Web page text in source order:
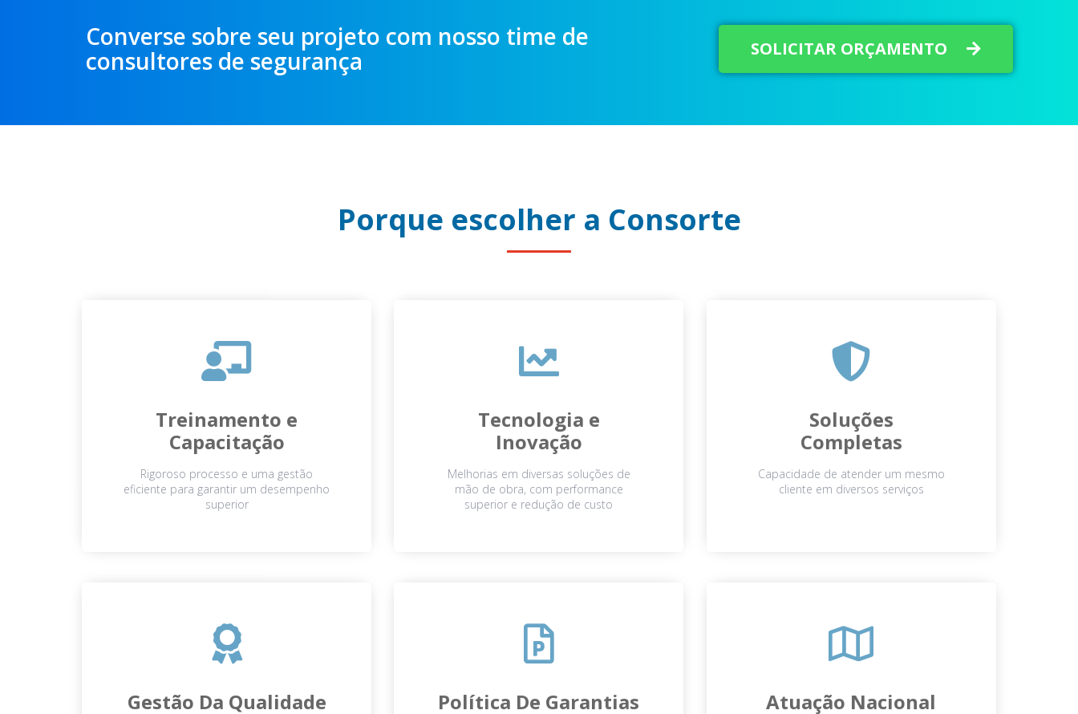
Converse sobre seu projeto com nosso time de
consultores de segurança
SOLICITAR ORÇAMENTO
Porque escolher a Consorte
Treinamento e
Capacitação
Rigoroso processo e uma gestão
eficiente para garantir um desempenho
superior
Tecnologia e
Inovação
Melhorias em diversas soluções de
mão de obra, com performance
superior e redução de custo
Soluções
Completas
Capacidade de atender um mesmo
cliente em diversos serviços
Gestão Da Qualidade Política De Garantias Atuação Nacional